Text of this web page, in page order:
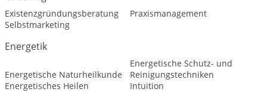
Existenzgründungsberatung
Praxismanagement
Selbstmarketing
Energetik
Energetische Naturheilkunde
Energetische Schutz- und
Reinigungstechniken
Energetisches Heilen
Intuition